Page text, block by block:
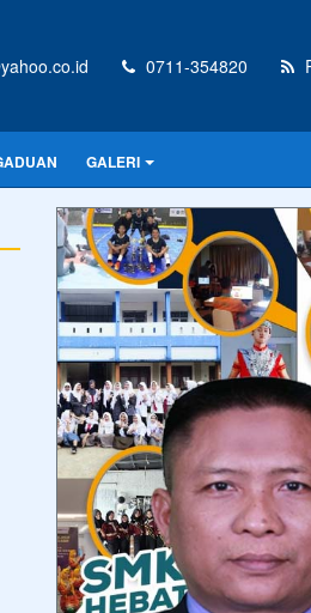
0711-354820
GALERI